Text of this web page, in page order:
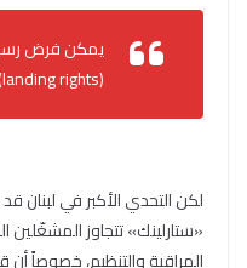
يمكن فرض
(landing rights) على «ستارلينك»
لكن التحدي الأكبر في لبنان
«ستارلينك» تتجاوز
المراقبة والتنظيم، خصوصاً أن